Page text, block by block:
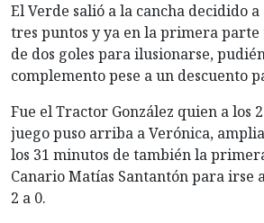
El Verde salió a la cancha decidido
tres puntos y ya en la primera
de dos goles para ilusionarse,
complemento pese a un descuento
Fue el Tractor González quien a los
juego puso arriba a Verónica,
los 31 minutos de también la
Canario Matías Santantón para irse
2 a 0.